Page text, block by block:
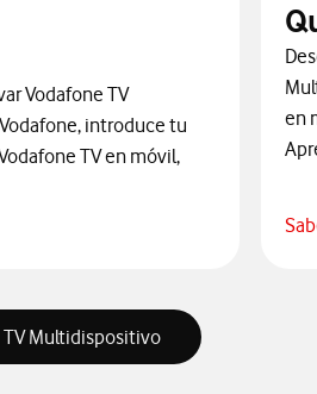
Vodafone TV
introduce tu
TV en móvil,
en
Multidispositivo